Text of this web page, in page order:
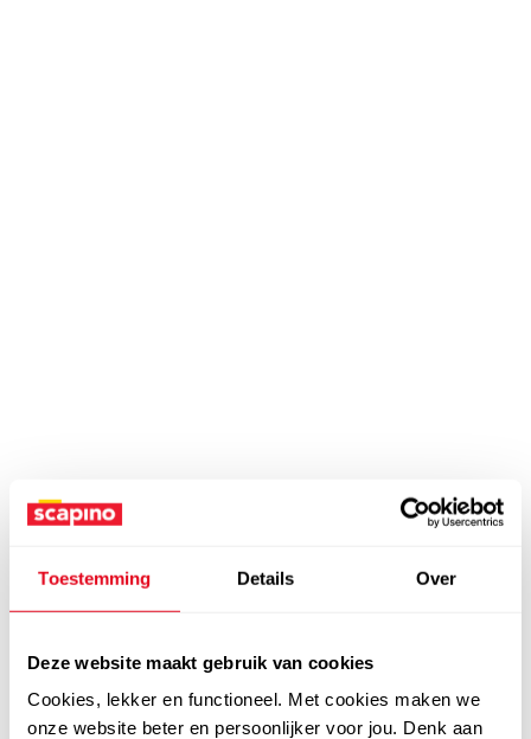
Toestemming Details Over
Deze website maakt gebruik van cookies
Cookies, lekker en functioneel. Met cookies maken we
onze website beter en persoonlijker voor jou. Denk aan